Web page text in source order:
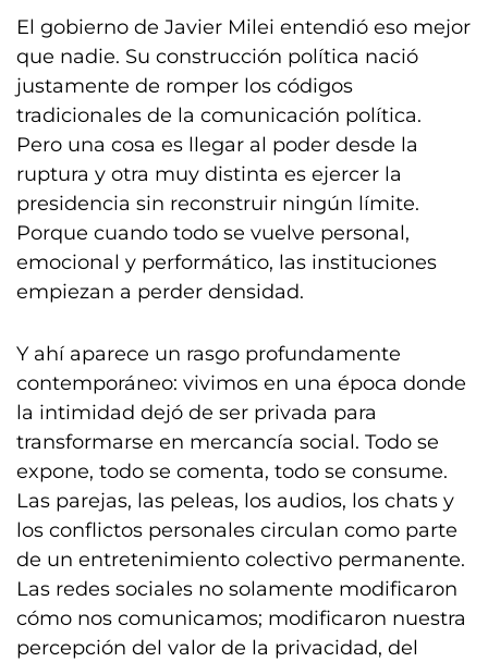
El gobierno de Javier Milei entendió eso mejor
que nadie. Su construcción política nació
justamente de romper los códigos
tradicionales de la comunicación política.
Pero una cosa es llegar al poder desde la
ruptura y otra muy distinta es ejercer la
presidencia sin reconstruir ningún límite.
Porque cuando todo se vuelve personal,
emocional y performático, las instituciones
empiezan a perder densidad.
Y ahí aparece un rasgo profundamente
contemporáneo: vivimos en una época donde
la intimidad dejó de ser privada para
transformarse en mercancía social. Todo se
expone, todo se comenta, todo se consume.
Las parejas, las peleas, los audios, los chats y
los conflictos personales circulan como parte
de un entretenimiento colectivo permanente.
Las redes sociales no solamente modificaron
cómo nos comunicamos; modificaron nuestra
percepción del valor de la privacidad, del